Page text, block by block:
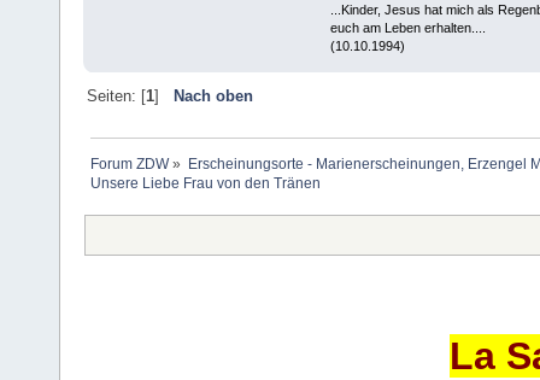
...Kinder, Jesus hat mich als
euch am Leben erhalten....
(10.10.1994)
Seiten: [1] Nach oben
Forum ZDW» Erscheinungsorte - Marienerscheinungen, Erzengel
Unsere Liebe Frau von den Tränen
La